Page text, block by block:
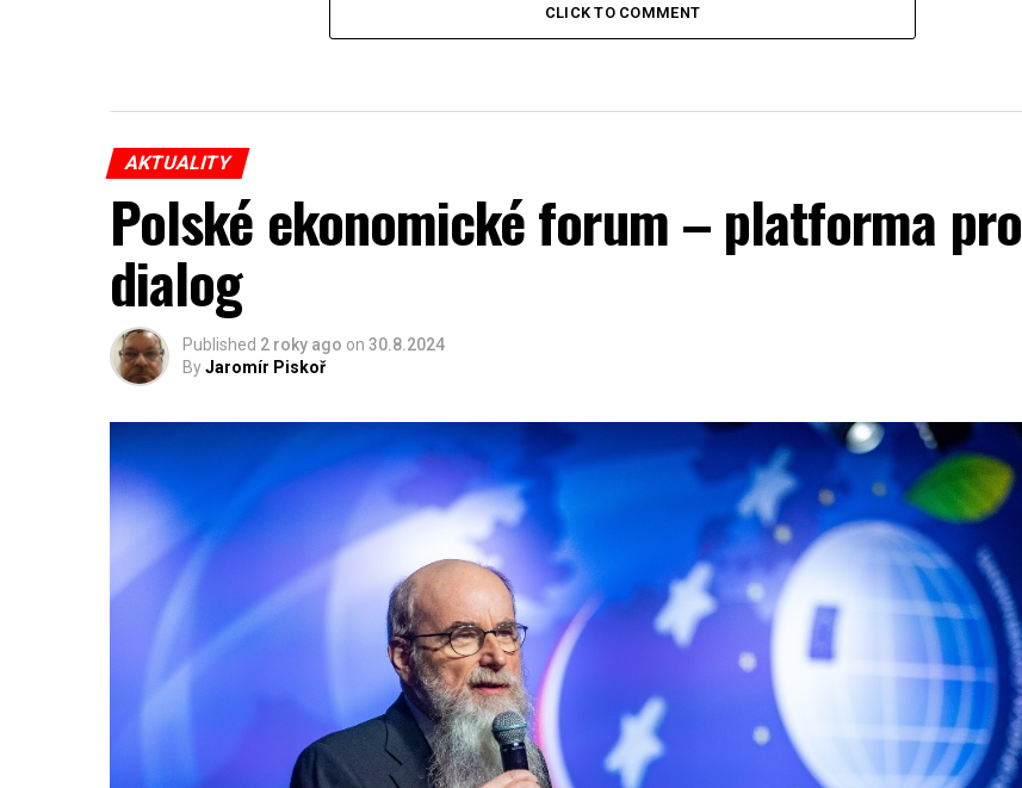
CLICK TO COMMENT
AKTUALITY
Polské ekonomické forum – platforma pro
dialog
Published 2 roky ago on 30.8.2024
ByJaromír Piskoř